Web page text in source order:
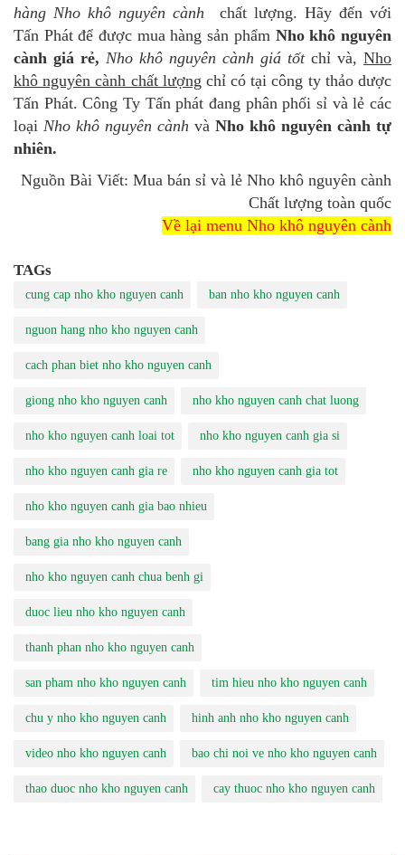
hàng Nho khô nguyên cành
chất lượng. Hãy đến với
Tấn Phát để được mua hàng sản phẩm Nho khô nguyên
cành giá rẻ, Nho khô nguyên cành giá tốtchỉ và, Nho
khô nguyên cành chất lượng chỉ có tại công ty thảo dược
Tấn Phát. Công Ty Tấn phát đang phân phối sỉ và lẻ các
loại Nho khô nguyên cành và Nho khô nguyên cành tự
nhiên.
Nguồn Bài Viết: Mua bán sỉ và lẻ Nho khô nguyên cành
Chất lượng toàn quốc
Về lại menu Nho khô nguyên cành
TAGs
cung cap nho kho nguyen canh ban nho kho nguyen canh
nguon hang nho kho nguyen canh
cach phan biet nho kho nguyen canh
giong nho kho nguyen canh nho kho nguyen canh chat luong
nho kho nguyen canh loai tot nho kho nguyen canh gia si
nho kho nguyen canh gia re nho kho nguyen canh gia tot
nho kho nguyen canh gia bao nhieu
bang gia nho kho nguyen canh
nho kho nguyen canh chua benh gi
duoc lieu nho kho nguyen canh
thanh phan nho kho nguyen canh
san pham nho kho nguyen canh tim hieu nho kho nguyen canh
chu y nho kho nguyen canh hinh anh nho kho nguyen canh
video nho kho nguyen canh bao chi noi ve nho kho nguyen canh
thao duoc nho kho nguyen canh cay thuoc nho kho nguyen canh